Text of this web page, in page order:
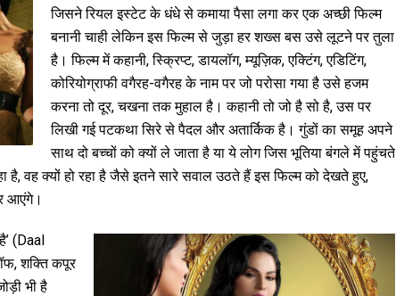
जिसने रियल इस्टेट के धंधे से कमाया पैसा लगा कर एक अच्छी फिल्म
बनानी चाही लेकिन इस फिल्म से जुड़ा हर शख्स बस उसे लूटने पर तुला
है। फिल्म में कहानी, स्क्रिप्ट, डायलॉग, म्यूज़िक, एक्टिंग, एडिटिंग,
कोरियोग्राफी वगैरह-वगैरह के नाम पर जो परोसा गया है उसे हजम
करना तो दूर, चखना तक मुहाल है। कहानी तो जो है सो है, उस पर
लिखी गई पटकथा सिरे से पैदल और अतार्किक है। गुंडों का समूह अपने
साथ दो बच्चों को क्यों ले जाता है या ये लोग जिस भूतिया बंगले में पहुंचते
है, वह क्यों हो रहा है जैसे इतने सारे सवाल उठते हैं इस फिल्म को देखते हुए,
आएंगे।
(Daal
शक्ति कपूर
भी है